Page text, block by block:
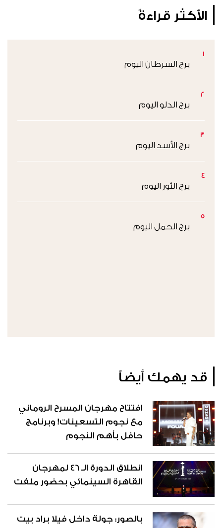
الأكثر قراءةً
1
برج السرطان اليوم
2
برج الدلو اليوم
3
برج الأسد اليوم
4
برج الثور اليوم
5
برج الحمل اليوم
قد يهمك أيضاً
افتتاح مهرجان المسرح الروماني
مع نجوم التسعينات! وبرنامج
حافل بأهم النجوم
انطلاق الدورة الـ 46 لمهرجان
القاهرة السينمائي بحضور ملفت
بالصور: جولة داخل فيلا براد بيت